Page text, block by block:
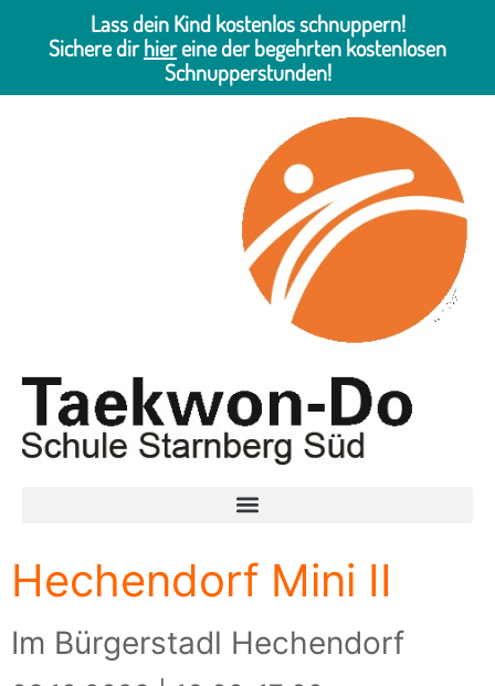
Lass dein Kind kostenlos schnuppern!
Sichere dirhiereine der begehrten kostenlosen
Schnupperstunden!
Hechendorf Mini II
Im Bürgerstadl Hechendorf